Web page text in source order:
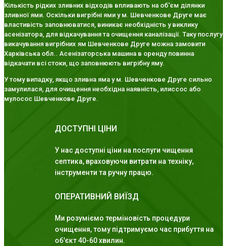
Кількість рідких зливних відходів впливають на об'єм ділянки
зливної ями. Оскільки вигрібні ями у м. Шевченкове Друге має
властивість заповнюватися, виникає необхідність у виклику
асенізатора, для відкачування та очищення каналізації. Таку послугу
викачування вигрібних ям Шевченкове Друге можна замовити
Харківська обл.. Асенізаторська машина в оренду повинна
відкачати всі стоки, що заповнюють вигрібну яму.
У тому випадку, якщо зливна яма у м. Шевченкове Друге сильно
замулилася, для очищення необхідна наявність, илиссос або
мулосос Шевченкове Друге.
ДОСТУПНІ ЦІНИ
У нас доступні ціни на послуги чищення
септика, враховуючи витрати на техніку,
інструменти та ручну працю.
ОПЕРАТИВНИЙ ВИЇЗД
Ми розуміємо терміновість процедури
очищення, тому підтримуємо час прибуття на
об'єкт 40-60 хвилин.